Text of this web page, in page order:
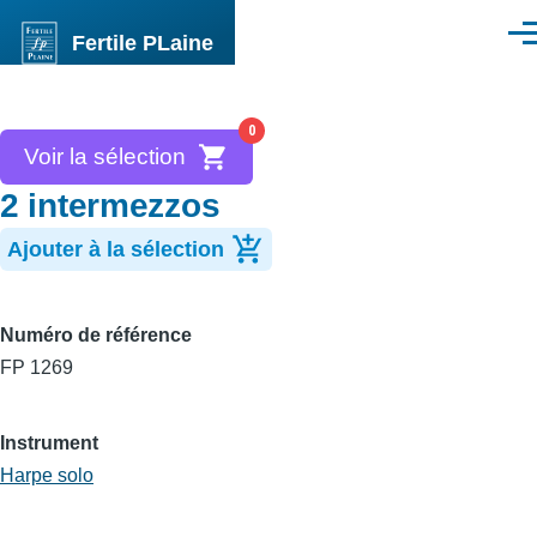
Fertile PLaine
0
Voir la sélection
2 intermezzos
Ajouter à la sélection
Numéro de référence
FP 1269
Instrument
Harpe solo